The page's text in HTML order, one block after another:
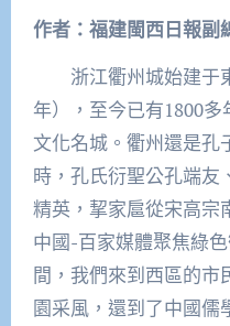
作者：福建閩西日報
浙江衢州城始建于
年），至今已有1800
文化名城。衢州還是孔
時，孔氏衍聖公孔端友
精英，挈家扈從宋高宗
中國-百家媒體聚焦綠
間，我們來到西區的市
園采風，還到了中國儒